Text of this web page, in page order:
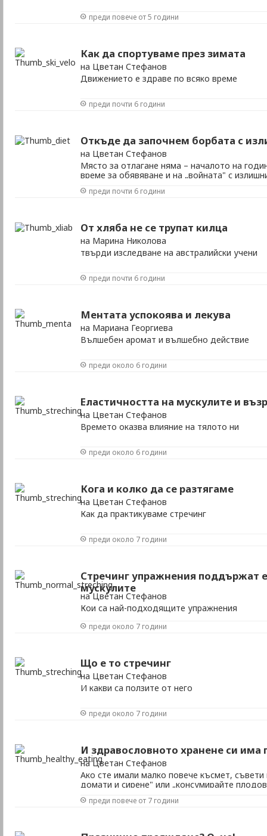
преди повече от 5 години
Как да спортуваме през зимата
на Цветан Стефанов
Движението е здраве по всяко време
преди почти 6 години
Откъде да започнем борбата с
на Цветан Стефанов
Място за отлагане няма – началото на
време за обявяване и на „войната" с
които е добре да направите преди да
преди почти 6 години
От хляба не се трупат килца
на Марина Николова
твърди изследване на австралийски учени
преди почти 6 години
Ментата успокоява и лекува
на Мариана Георгиева
Вълшебен аромат и вълшебно действие
преди около 6 години
Еластичността на мускулите и
на Цветан Стефанов
Времето оказва влияние на тялото ни
преди около 6 години
Кога и колко да се разтягаме
на Цветан Стефанов
Как да практикуваме стречинг
преди около 7 години
Стречинг упражнения поддържат
мускулите
на Цветан Стефанов
Кои са най-подходящите упражнения
преди около 7 години
Що е то стречинг
на Цветан Стефанов
И какви са ползите от него
преди около 7 години
И здравословното хранене си има
на Цветан Стефанов
Ако сте имали малко повече късмет, съвети
домати и сирене" или „консумирайте
напротив, добре е да хапвате повече
преди повече от 7 години